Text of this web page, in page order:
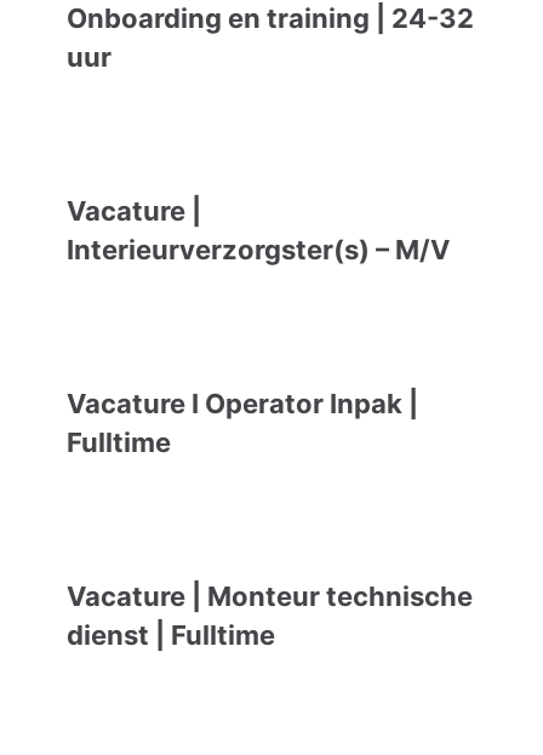
Onboarding en training | 24-32
uur
Vacature |
Interieurverzorgster(s) – M/V
Vacature I Operator Inpak |
Fulltime
Vacature | Monteur technische
dienst | Fulltime